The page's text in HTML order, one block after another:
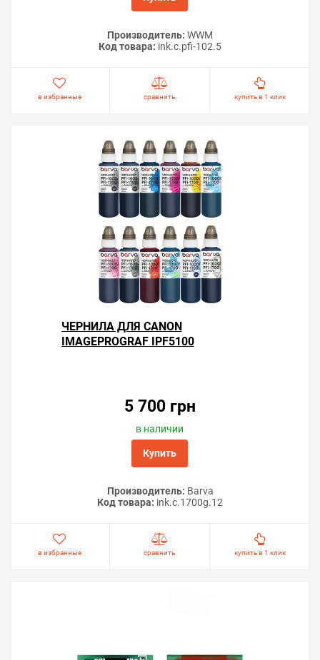
Производитель: WWM
Код товара: ink.c.pfi-102.5
в избранные сравнить купить в 1 клик
ЧЕРНИЛА ДЛЯ CANON
IMAGEPROGRAF IPF5100
5 700 грн
в наличии
Купить
Производитель: Barva
Код товара: ink.c.1700g.12
в избранные сравнить купить в 1 клик